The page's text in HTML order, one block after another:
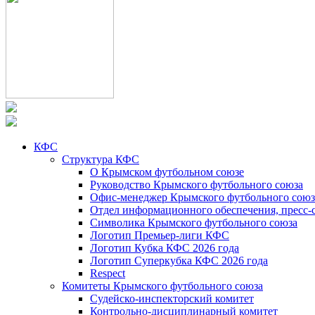
КФС
Структура КФС
О Крымском футбольном союзе
Руководство Крымского футбольного союза
Офис-менеджер Крымского футбольного
Отдел информационного обеспечения, пресс-
Символика Крымского футбольного союза
Логотип Премьер-лиги КФС
Логотип Кубка КФС 2026 года
Логотип Суперкубка КФС 2026 года
Respect
Комитеты Крымского футбольного союза
Судейско-инспекторский комитет
Контрольно-дисциплинарный комитет